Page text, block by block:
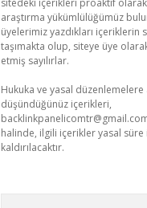
sitedeki içerikleri proaktif
araştırma yükümlülüğümüz
üyelerimiz yazdıkları içeriklerin
taşımakta olup, siteye üye
etmiş sayılırlar.
Hukuka ve yasal düzenlemelere
düşündüğünüz içerikleri,
halinde, ilgili içerikler yasal
kaldırılacaktır.